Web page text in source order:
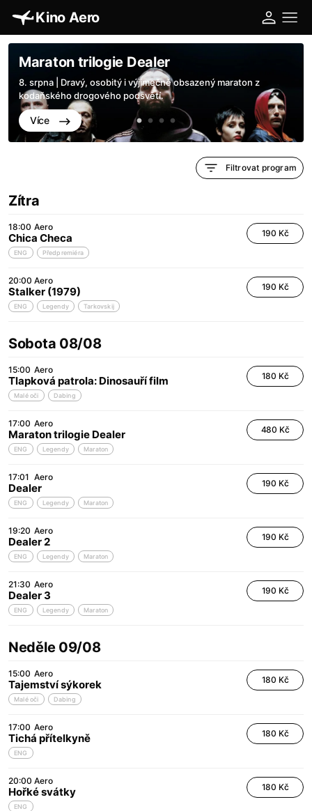
Kino Aero
Maraton trilogie Dealer
8. srpna | Dravý, osobitý i výjimečně obsazený maraton z
kodaňského drogového podsvětí.
Více
Filtrovat program
Zítra
18:00 Aero
Chica Checa
ENG Předpremiéra
190 Kč
20:00 Aero
Stalker (1979)
ENG Legendy Tarkovskij
190 Kč
Sobota 08/08
15:00 Aero
Tlapková patrola: Dinosauří film
Malé oči Dabing
180 Kč
17:00 Aero
Maraton trilogie Dealer
ENG Legendy Maraton
480 Kč
17:01 Aero
Dealer
ENG Legendy Maraton
190 Kč
19:20 Aero
Dealer 2
ENG Legendy Maraton
190 Kč
21:30 Aero
Dealer 3
ENG Legendy Maraton
190 Kč
Neděle 09/08
15:00 Aero
Tajemství sýkorek
Malé oči Dabing
180 Kč
17:00 Aero
Tichá přítelkyně
ENG
180 Kč
20:00 Aero
Hořké svátky
ENG
180 Kč